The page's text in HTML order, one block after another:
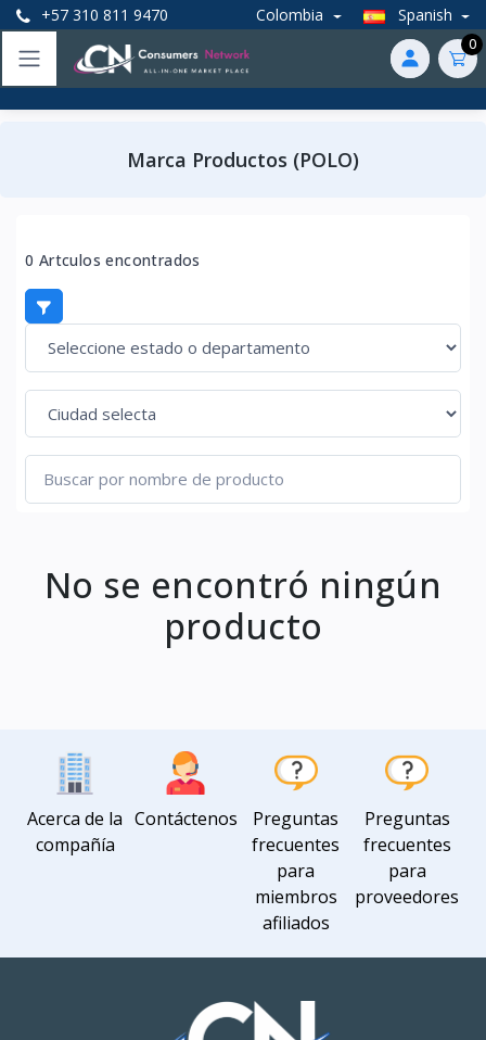
+57 310 811 9470 Colombia Spanish
0
Marca Productos (POLO)
0 Artculos encontrados
No se encontró ningún
producto
Acerca de la
compañía
Contáctenos
Preguntas
frecuentes
para
miembros
afiliados
Preguntas
frecuentes
para
proveedores